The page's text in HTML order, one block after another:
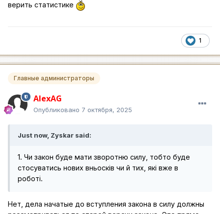
верить статистике
1
Главные администраторы
AlexAG
Опубликовано 7 октября, 2025
Just now, Zyskar said:
1. Чи закон буде мати зворотню силу, тобто буде
стосуватись нових вньосків чи й тих, які вже в
роботі.
Нет, дела начатые до вступления закона в силу должны